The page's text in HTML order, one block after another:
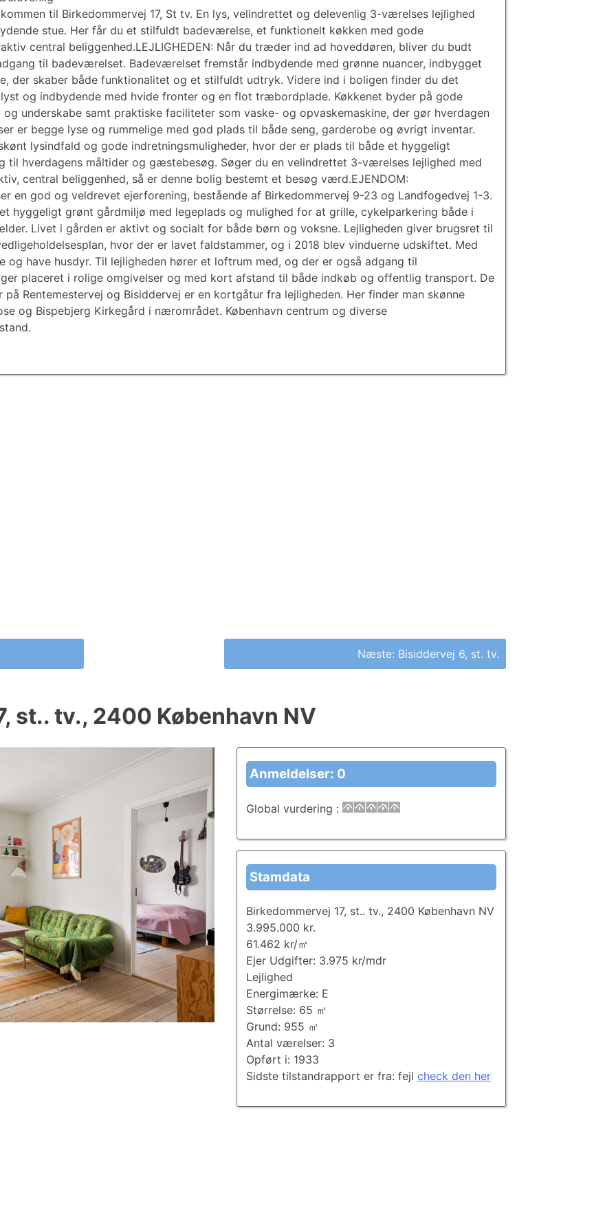
til Birkedommervej 17, St tv. En lys, velindrettet og delevenlig 3-værelses lejlighed
stue. Her får du et stilfuldt badeværelse, et funktionelt køkken med gode
central beliggenhed.LEJLIGHEDEN: Når du træder ind ad hoveddøren, bliver du budt
til badeværelset. Badeværelset fremstår indbydende med grønne nuancer, indbygget
der skaber både funktionalitet og et stilfuldt udtryk. Videre ind i boligen finder du det
og indbydende med hvide fronter og en flot træbordplade. Køkkenet byder på gode
underskabe samt praktiske faciliteter som vaske- og opvaskemaskine, der gør hverdagen
er begge lyse og rummelige med god plads til både seng, garderobe og øvrigt inventar.
lysindfald og gode indretningsmuligheder, hvor der er plads til både et hyggeligt
til hverdagens måltider og gæstebesøg. Søger du en velindrettet 3-værelses lejlighed med
central beliggenhed, så er denne bolig bestemt et besøg værd.EJENDOM:
en god og veldrevet ejerforening, bestående af Birkedommervej 9-23 og Landfogedvej 1-3.
hyggeligt grønt gårdmiljø med legeplads og mulighed for at grille, cykelparkering både i
Livet i gården er aktivt og socialt for både børn og voksne. Lejligheden giver brugsret til
hvor der er lavet faldstammer, og i 2018 blev vinduerne udskiftet. Med
og have husdyr. Til lejligheden hører et loftrum med, og der er også adgang til
placeret i rolige omgivelser og med kort afstand til både indkøb og offentlig transport. De
Rentemestervej og Bisiddervej er en kortgåtur fra lejligheden. Her finder man skønne
og Bispebjerg Kirkegård i nærområdet. København centrum og diverse
Næste: Bisiddervej 6, st. tv.
st.. tv., 2400 København NV
Anmeldelser: 0
Global vurdering :
Stamdata
Birkedommervej 17, st.. tv., 2400 København NV
3.995.000 kr.
61.462 kr/㎡
Ejer Udgifter: 3.975 kr/mdr
Lejlighed
Energimærke: E
Størrelse: 65 ㎡
Grund: 955 ㎡
Antal værelser: 3
Opført i: 1933
Sidste tilstandrapport er fra: fejl check den her